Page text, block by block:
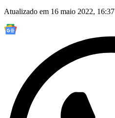
Atualizado em 16 maio 2022, 16:37